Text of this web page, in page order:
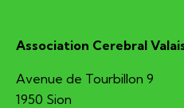
Association Cerebral
Avenue de Tourbillon 9
1950 Sion